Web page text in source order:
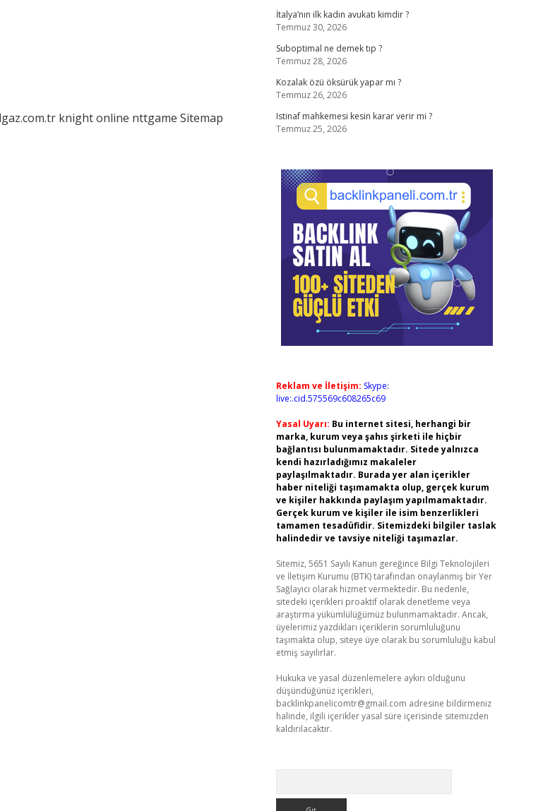
knight online nttgame Sitemap
İtalya’nın ilk kadın avukatı kimdir ?
Temmuz 30, 2026
Suboptimal ne demek tıp ?
Temmuz 28, 2026
Kozalak özü öksürük yapar mı ?
Temmuz 26, 2026
Istinaf mahkemesi kesin karar verir mi ?
Temmuz 25, 2026
Reklam ve İletişim: Skype:
live:.cid.575569c608265c69
Yasal Uyarı: Bu internet sitesi, herhangi bir
marka, kurum veya şahıs şirketi ile hiçbir
bağlantısı bulunmamaktadır. Sitede yalnızca
kendi hazırladığımız makaleler
paylaşılmaktadır. Burada yer alan içerikler
haber niteliği taşımamakta olup, gerçek kurum
ve kişiler hakkında paylaşım yapılmamaktadır.
Gerçek kurum ve kişiler ile isim benzerlikleri
tamamen tesadüfidir. Sitemizdeki bilgiler taslak
halindedir ve tavsiye niteliği taşımazlar.
Sitemiz, 5651 Sayılı Kanun gereğince Bilgi Teknolojileri
ve İletişim Kurumu (BTK) tarafından onaylanmış bir Yer
Sağlayıcı olarak hizmet vermektedir. Bu nedenle,
sitedeki içerikleri proaktif olarak denetleme veya
araştırma yükümlülüğümüz bulunmamaktadır. Ancak,
üyelerimiz yazdıkları içeriklerin sorumluluğunu
taşımakta olup, siteye üye olarak bu sorumluluğu kabul
etmiş sayılırlar.
Hukuka ve yasal düzenlemelere aykırı olduğunu
düşündüğünüz içerikleri,
backlinkpanelicomtr@gmail.com adresine bildirmeniz
halinde, ilgili içerikler yasal süre içerisinde sitemizden
kaldırılacaktır.